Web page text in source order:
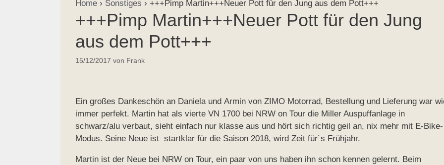
Home › Sonstiges › +++Pimp Martin+++Neuer Pott für den Jung aus dem Pott+++
+++Pimp Martin+++Neuer Pott für den Jung
aus dem Pott+++
15/12/2017 von Frank
Ein großes Dankeschön an Daniela und Armin von ZIMO Motorrad, Bestellung und Lieferung war
immer perfekt. Martin hat als vierte VN 1700 bei NRW on Tour die Miller Auspuffanlage in
schwarz/alu verbaut, sieht einfach nur klasse aus und hört sich richtig geil an, nix mehr mit E-Bike-
Modus. Seine Neue ist startklar für die Saison 2018, wird Zeit für´s Frühjahr.
Martin ist der Neue bei NRW on Tour, ein paar von uns haben ihn schon kennen gelernt. Beim